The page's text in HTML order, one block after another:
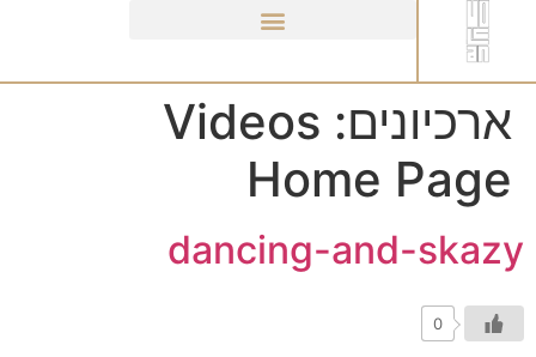
ארכיונים: Videos
Home Page
dancing-and-skazy
0